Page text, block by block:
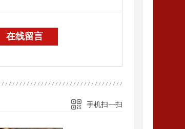
在线留言
手机扫一扫